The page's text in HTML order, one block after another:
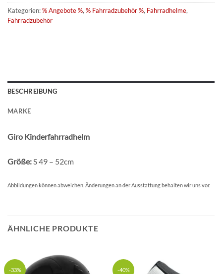
Kategorien:% Angebote %,% Fahrradzubehör %, Fahrradhelme,
Fahrradzubehör
BESCHREIBUNG
MARKE
Giro Kinderfahrradhelm
Größe:S 49 – 52cm
Abbildungen können abweichen. Änderungen an der Ausstattung behalten wir uns vor.
ÄHNLICHE PRODUKTE
-33% -40%